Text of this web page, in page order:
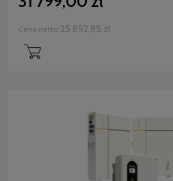
Cena netto: 25 852,85 zł